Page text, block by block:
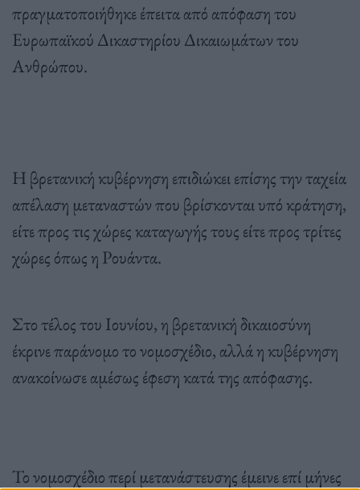
πραγματοποιήθηκε έπειτα από απόφαση του
Ευρωπαϊκού Δικαστηρίου Δικαιωμάτων του
Ανθρώπου.
Η βρετανική κυβέρνηση επιδιώκει επίσης την ταχεία
απέλαση μεταναστών που βρίσκονται υπό κράτηση,
είτε προς τις χώρες καταγωγής τους είτε προς τρίτες
χώρες όπως η Ρουάντα.
Στο τέλος του Ιουνίου, η βρετανική δικαιοσύνη
έκρινε παράνομο το νομοσχέδιο, αλλά η κυβέρνηση
ανακοίνωσε αμέσως έφεση κατά της απόφασης.
Το νομοσχέδιο περί μετανάστευσης έμεινε επί μήνες